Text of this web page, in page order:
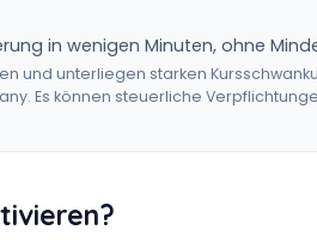
in wenigen Minuten, ohne
und unterliegen starken
Es können steuerliche